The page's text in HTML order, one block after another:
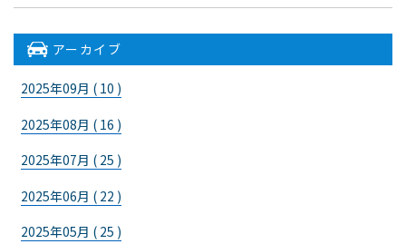
アーカイブ
2025年09月 ( 10 )
2025年08月 ( 16 )
2025年07月 ( 25 )
2025年06月 ( 22 )
2025年05月 ( 25 )